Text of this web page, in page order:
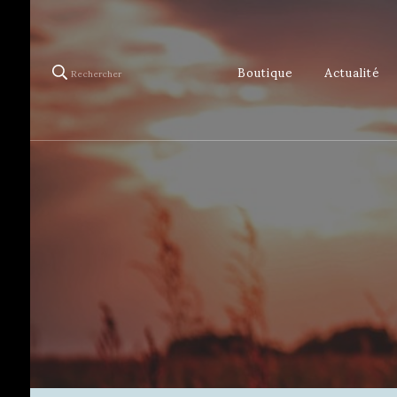
Rechercher Boutique Actualité